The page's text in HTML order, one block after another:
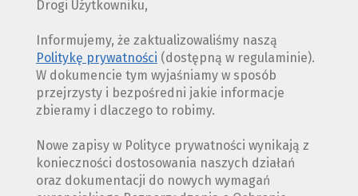
Drogi Użytkowniku,
Informujemy, że zaktualizowaliśmy naszą
Politykę prywatności (dostępną w regulaminie).
W dokumencie tym wyjaśniamy w sposób
przejrzysty i bezpośredni jakie informacje
zbieramy i dlaczego to robimy.
Nowe zapisy w Polityce prywatności wynikają z
konieczności dostosowania naszych działań
oraz dokumentacji do nowych wymagań